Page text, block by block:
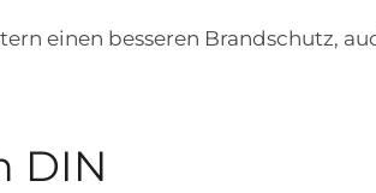
einen besseren Brandschutz,
DIN